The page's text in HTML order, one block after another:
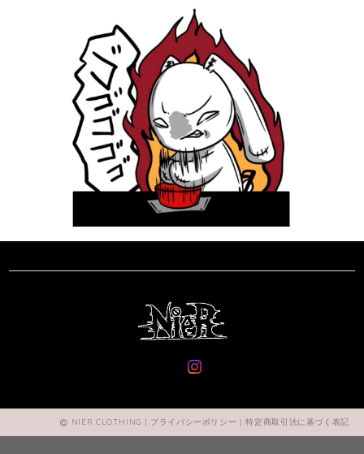
NIER CLOTHING | プライバシーポリシー |特定商取引法に基づく表記